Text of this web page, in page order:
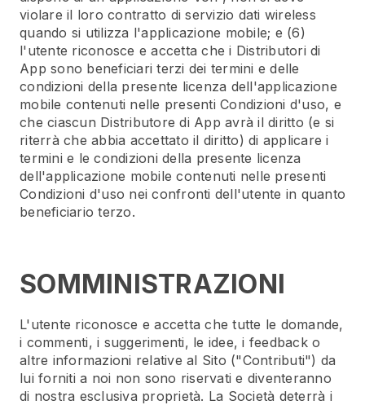
violare il loro contratto di servizio dati wireless
quando si utilizza l'applicazione mobile; e (6)
l'utente riconosce e accetta che i Distributori di
App sono beneficiari terzi dei termini e delle
condizioni della presente licenza dell'applicazione
mobile contenuti nelle presenti Condizioni d'uso, e
che ciascun Distributore di App avrà il diritto (e si
riterrà che abbia accettato il diritto) di applicare i
termini e le condizioni della presente licenza
dell'applicazione mobile contenuti nelle presenti
Condizioni d'uso nei confronti dell'utente in quanto
beneficiario terzo.
SOMMINISTRAZIONI
L'utente riconosce e accetta che tutte le domande,
i commenti, i suggerimenti, le idee, i feedback o
altre informazioni relative al Sito ("Contributi") da
lui forniti a noi non sono riservati e diventeranno
di nostra esclusiva proprietà. La Società deterrà i